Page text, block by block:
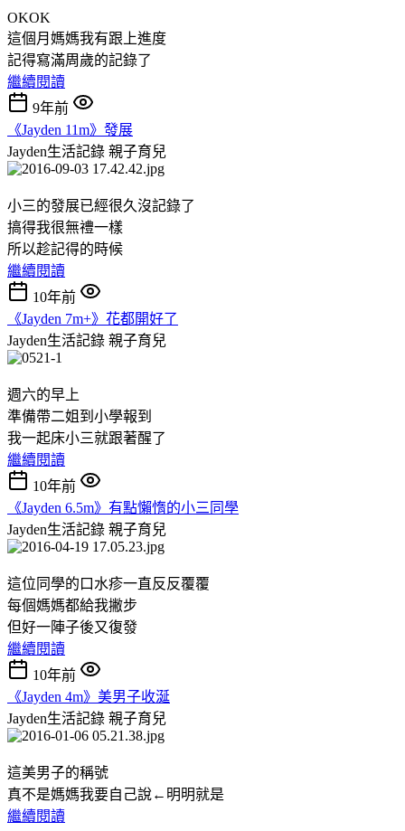
OKOK
這個月媽媽我有跟上進度
記得寫滿周歲的記錄了
繼續閱讀
9年前
《Jayden 11m》發展
Jayden生活記錄 親子育兒
小三的發展已經很久沒記錄了
搞得我很無禮一樣
所以趁記得的時候
繼續閱讀
10年前
《Jayden 7m+》花都開好了
Jayden生活記錄 親子育兒
週六的早上
準備帶二姐到小學報到
我一起床小三就跟著醒了
繼續閱讀
10年前
《Jayden 6.5m》有點懶惰的小三同學
Jayden生活記錄 親子育兒
這位同學的口水疹一直反反覆覆
每個媽媽都給我撇步
但好一陣子後又復發
繼續閱讀
10年前
《Jayden 4m》美男子收涎
Jayden生活記錄 親子育兒
這美男子的稱號
真不是媽媽我要自己說←明明就是
繼續閱讀